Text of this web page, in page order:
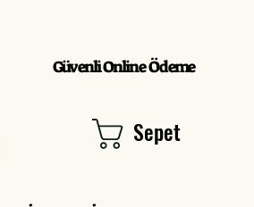
Güvenli Online Ödeme
Sepet